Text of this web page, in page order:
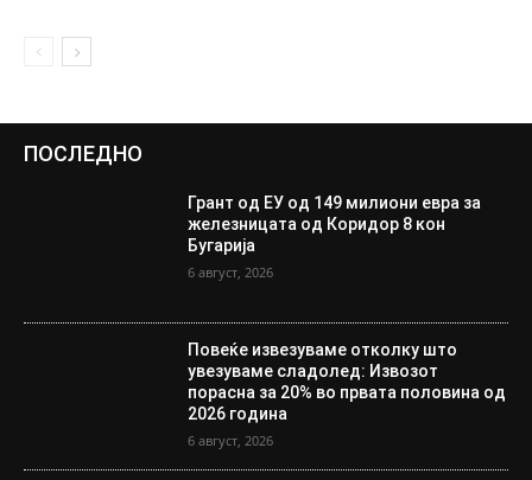
ПОСЛЕДНО
Грант од ЕУ од 149 милиони евра за
железницата од Коридор 8 кон
Бугарија
6 август, 2026
Повеќе извезуваме отколку што
увезуваме сладолед: Извозот
порасна за 20% во првата половина од
2026 година
6 август, 2026